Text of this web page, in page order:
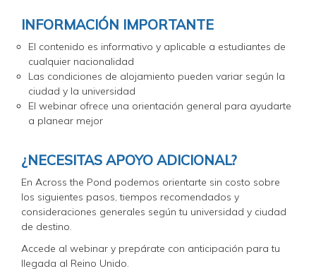
INFORMACIÓN IMPORTANTE
El contenido es informativo y aplicable a estudiantes de
cualquier nacionalidad
Las condiciones de alojamiento pueden variar según la
ciudad y la universidad
El webinar ofrece una orientación general para ayudarte
a planear mejor
¿NECESITAS APOYO ADICIONAL?
En Across the Pond podemos orientarte sin costo sobre
los siguientes pasos, tiempos recomendados y
consideraciones generales según tu universidad y ciudad
de destino.
Accede al webinar y prepárate con anticipación para tu
llegada al Reino Unido.